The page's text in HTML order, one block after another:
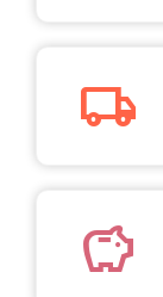
local_shipping
savings